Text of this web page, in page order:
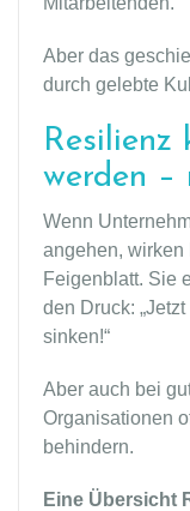
Aber das
durch gelebte
Resilienz
werden –
Wenn
angehen,
Feigenblatt. Sie
den Druck:
sinken!“
Aber auch bei
Organisationen
behindern.
Eine Übersicht